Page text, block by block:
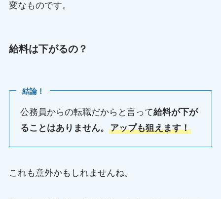
変なものです。
給料は下がるの？
結論！
公務員からの転職だからと言って給料が下が
ることはありません。アップも狙えます！
これも意外かもしれませんね。